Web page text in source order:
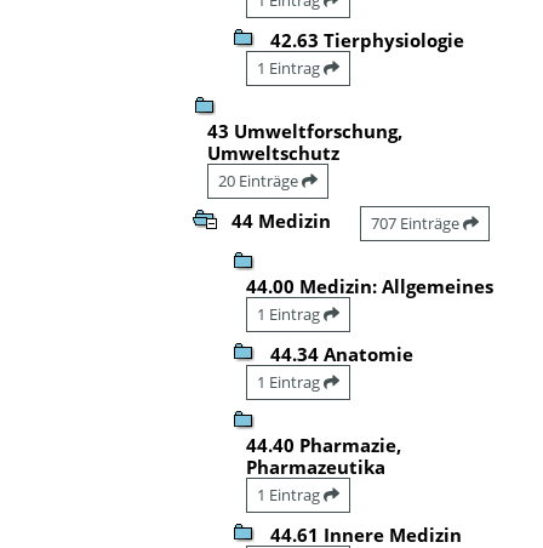
42.63 Tierphysiologie
1 Eintrag
43 Umweltforschung,
Umweltschutz
20 Einträge
44 Medizin 707 Einträge
44.00 Medizin: Allgemeines
1 Eintrag
44.34 Anatomie
1 Eintrag
44.40 Pharmazie,
Pharmazeutika
1 Eintrag
44.61 Innere Medizin